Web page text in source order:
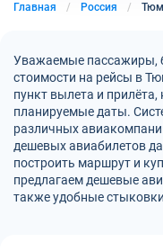
Главная Россия
Уважаемые пассажиры,
стоимости на рейсы в
пункт вылета и
планируемые даты.
различных
дешевых авиабилетов
построить маршрут и
предлагаем дешевые
также удобные